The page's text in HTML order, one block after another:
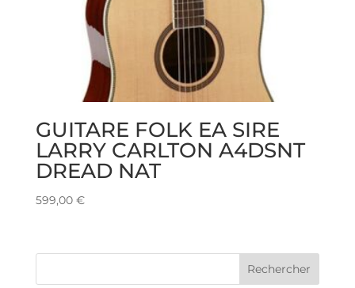
GUITARE FOLK EA SIRE
LARRY CARLTON A4DSNT
DREAD NAT
599,00 €